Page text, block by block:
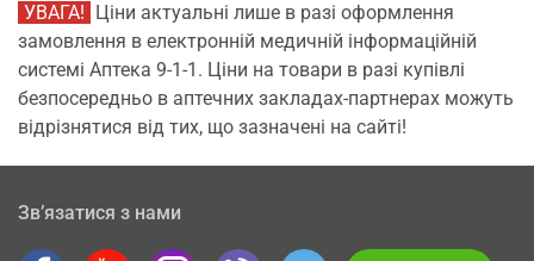
УВАГА! Ціни актуальні лише в разі оформлення
замовлення в електронній медичній інформаційній
системі Аптека 9-1-1. Ціни на товари в разі купівлі
безпосередньо в аптечних закладах-партнерах можуть
відрізнятися від тих, що зазначені на сайті!
Зв’язатися з нами